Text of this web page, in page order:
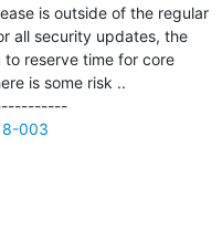
is outside of the regular
all security updates, the
to reserve time for core
is some risk ..
---------------------------------------------
003